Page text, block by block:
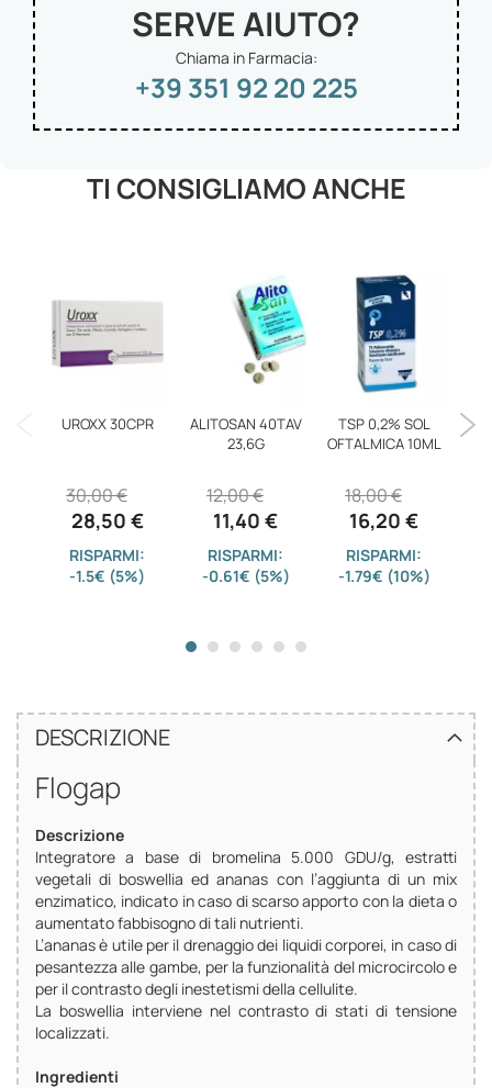
SERVE AIUTO?
Chiama in Farmacia:
+39 351 92 20 225
TI CONSIGLIAMO ANCHE
UROXX 30CPR
28,50 €
30,00 €
RISPARMI:
-1.5€ (5%)
ALITOSAN 40TAV
23,6G
11,40 €
12,00 €
RISPARMI:
-0.61€ (5%)
TSP 0,2% SOL
OFTALMICA 10ML
16,20 €
18,00 €
RISPARMI:
-1.79€ (10%)
DESCRIZIONE
Flogap
Descrizione
Integratore a base di bromelina 5.000 GDU/g, estratti
vegetali di boswellia ed ananas con l’aggiunta di un mix
enzimatico, indicato in caso di scarso apporto con la dieta o
aumentato fabbisogno di tali nutrienti.
L’ananas è utile per il drenaggio dei liquidi corporei, in caso di
pesantezza alle gambe, per la funzionalità del microcircolo e
per il contrasto degli inestetismi della cellulite.
La boswellia interviene nel contrasto di stati di tensione
localizzati.
Ingredienti